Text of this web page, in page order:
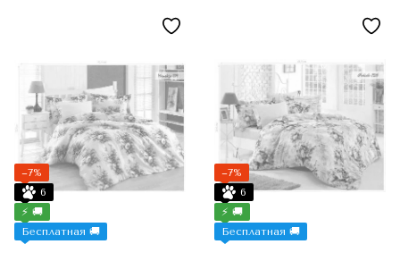
−7%
6
⚡ 🚚
Бесплатная 🚚
−7%
6
⚡ 🚚
Бесплатная 🚚